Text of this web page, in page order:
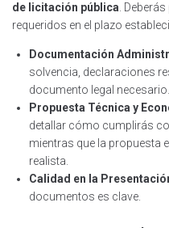
de licitación pública .
requeridos en el plazo
Documentación
solvencia, declaraciones
documento legal necesario.
Propuesta Técnica y
detallar cómo cumplirás
mientras que la propuesta
realista.
Calidad en la
documentos es clave.